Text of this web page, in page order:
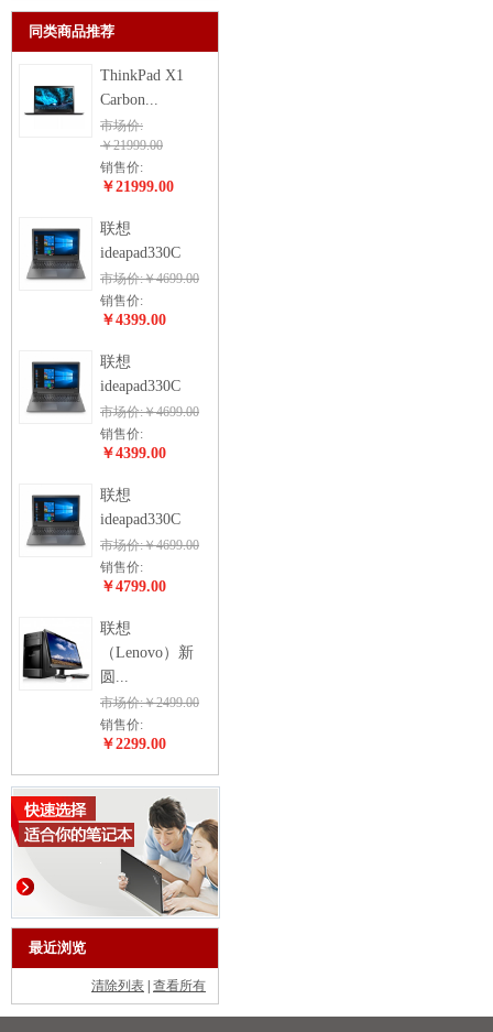
同类商品推荐
ThinkPad X1
Carbon...
市场价:
￥21999.00
销售价:
￥21999.00
联想
ideapad330C
市场价:￥4699.00
销售价:
￥4399.00
联想
ideapad330C
市场价:￥4699.00
销售价:
￥4399.00
联想
ideapad330C
市场价:￥4699.00
销售价:
￥4799.00
联想
（Lenovo）新
圆...
市场价:￥2499.00
销售价:
￥2299.00
最近浏览
清除列表 查看所有